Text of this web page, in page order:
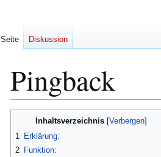
Pingback
Inhaltsverzeichnis
1 Erklärung:
2 Funktion:
Seite Diskussion